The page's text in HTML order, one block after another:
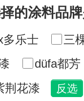
的涂料品
多乐士
三
düfa都芳
荆花漆